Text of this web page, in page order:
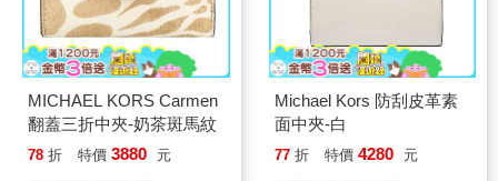
MICHAEL KORS Carmen
翻蓋三折中夾-奶茶斑馬紋
78 折 特價 3880 元
Michael Kors 防刮皮革素
面中夾-白
77 折 特價 4280 元